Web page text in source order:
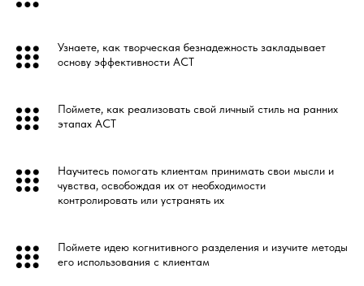
Узнаете, как творческая безнадежность закладывает
основу эффективности ACT
Поймете, как реализовать свой личный стиль на ранних
этапах ACT
Научитесь помогать клиентам принимать свои мысли и
чувства, освобождая их от необходимости
контролировать или устранять их
Поймете идею когнитивного разделения и изучите методы
его использования с клиентам